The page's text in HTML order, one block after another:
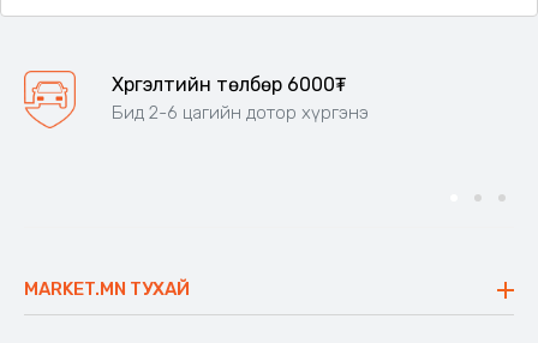
Хүргэлтийн төлбөр 6000₮
Бид 2-6 цагийн дотор хүргэнэ
MARKET.MN ТУХАЙ